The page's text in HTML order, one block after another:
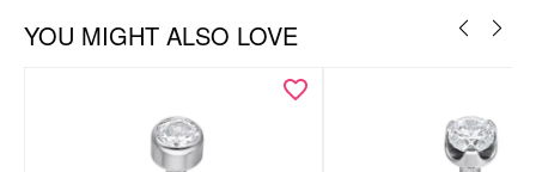
YOU MIGHT ALSO LOVE